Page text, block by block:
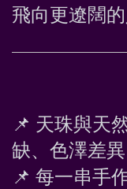
飛向更遼闊的
📌 天珠與天
缺、色澤差
📌 每一串手